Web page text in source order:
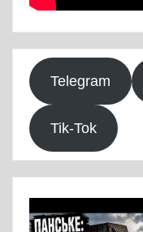
Telegram
Tik-Tok